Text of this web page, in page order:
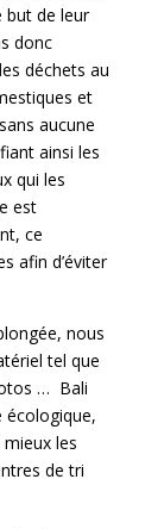
but de leur
donc
déchets au
et
aucune
ainsi les
qui les
est
ce
afin d’éviter
nous
tel que
… Bali
écologique,
les
de tri